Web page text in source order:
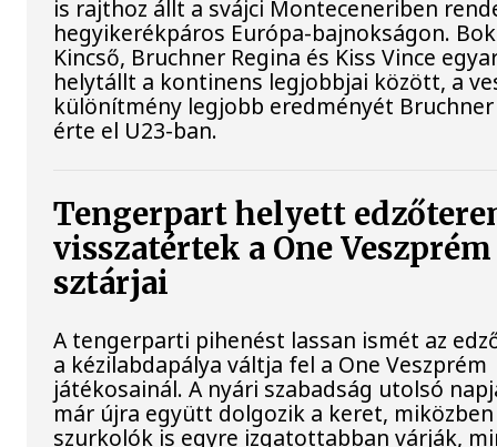
is rajthoz állt a svájci Monteceneriben
hegyikerékpáros Európa-bajnokságon.
Kincső, Bruchner Regina és Kiss Vince
helytállt a kontinens legjobbjai között, a
különítmény legjobb eredményét Bruchner
érte el U23-ban.
Tengerpart helyett
visszatértek a One Veszprém
sztárjai
A tengerparti pihenést lassan ismét az
a kézilabdapálya váltja fel a One Veszprém
játékosainál. A nyári szabadság utolsó
már újra együtt dolgozik a keret,
szurkolók is egyre izgatottabban várják,